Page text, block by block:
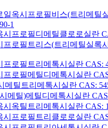
일옥시프로필비스(트리메틸
1
시프로필디메틸클로로실란
프로필트리스(트리메틸실록
프로필트리메톡시실란 CAS:
프로필메틸디메톡시실란
메틸트리메톡시실란 CAS:
메틸)메틸디메톡시실란
시옥틸트리메톡시실란 CAS:
시프로필트리클로로실란